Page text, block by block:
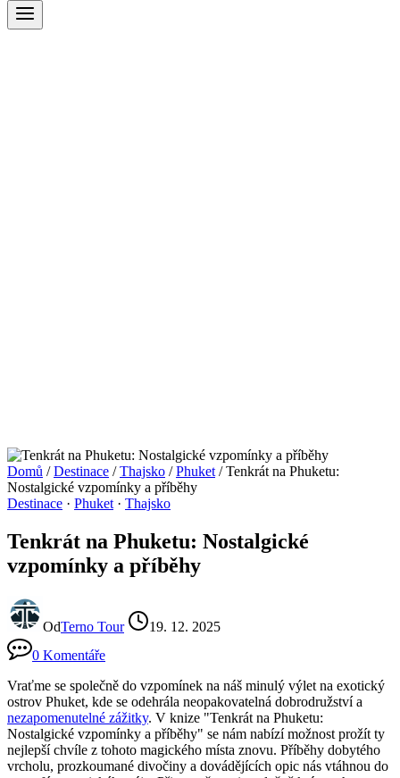
Domů / Destinace / Thajsko / Phuket / Tenkrát na Phuketu:
Nostalgické vzpomínky a příběhy
Destinace · Phuket · Thajsko
Tenkrát na Phuketu: Nostalgické
vzpomínky a příběhy
OdTerno Tour
19. 12. 2025
0 Komentáře
Vraťme se společně do vzpomínek na náš minulý výlet na exotický
ostrov Phuket, kde ​se odehrála neopakovatelná dobrodružství ⁢a
nezapomenutelné zážitky. V knize "Tenkrát na Phuketu:
Nostalgické vzpomínky a příběhy" se nám ⁤nabízí možnost prožít ty
nejlepší chvíle z tohoto magického místa znovu.‌ Příběhy dobytého
vrcholu, prozkoumané divočiny a dovádějících opic nás vtáhnou do